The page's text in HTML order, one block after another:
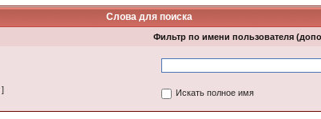
Слова для поиска
Фильтр по имени пользователя
] Искать полное имя